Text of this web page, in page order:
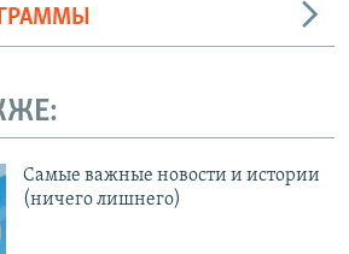
Cамые важные новости и истории
(ничего лишнего)